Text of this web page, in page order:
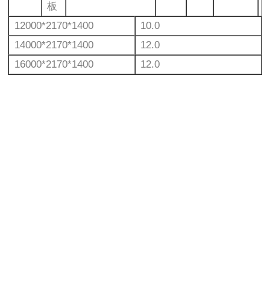
板
12000*2170*1400
10.0
14000*2170*1400
12.0
16000*2170*1400
12.0